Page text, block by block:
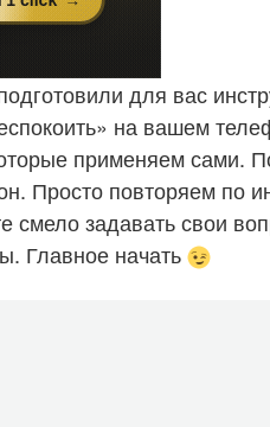
для вас
на вашем
применяем сами.
Просто повторяем по
смело задавать свои
Главное начать